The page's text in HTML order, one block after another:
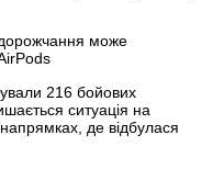
може
216 бойових
ситуація на
де відбулася